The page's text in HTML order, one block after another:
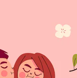
Документация
Пакету ИИ